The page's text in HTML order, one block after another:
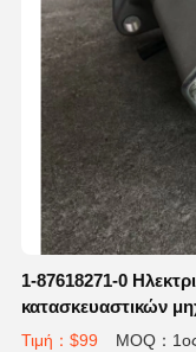
1-87618271-0
κατασκευαστικών
Τιμή：$99 MOQ：